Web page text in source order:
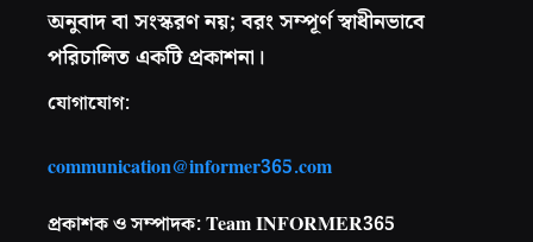
অনুবাদ বা সংস্করণ নয়; বরং সম্পূর্ণ স্বাধীনভাবে
পরিচালিত একটি প্রকাশনা।
যোগাযোগ:
communication@informer365.com
প্রকাশক ও সম্পাদক: Team INFORMER365